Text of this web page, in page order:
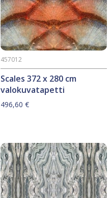
Scales 372 x 280 cm
valokuvatapetti
457012
496,60 €